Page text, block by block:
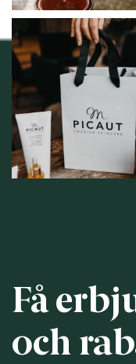
Vellnez – din
samlingsplats
personlig handel i
12 0
Få
och